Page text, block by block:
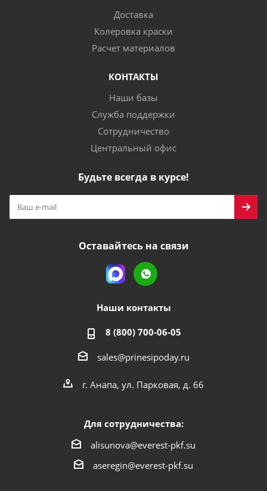
Доставка
Колеровка краски
Расчет материалов
КОНТАКТЫ
Наши базы
Служба поддержки
Сотрудничество
Центральный офис
Будьте всегда в курсе!
Оставайтесь на связи
Наши контакты
8 (800) 700-06-05
sales@prinesipoday.ru
г. Анапа, ул. Парковая, д. 66
Для сотрудничества:
alisunova@everest-pkf.su
aseregin@everest-pkf.su